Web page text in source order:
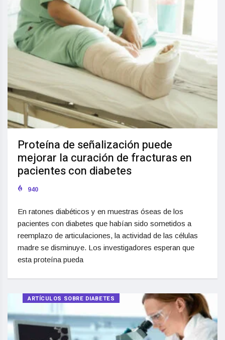
Proteína de señalización puede
mejorar la curación de fracturas en
pacientes con diabetes
940
En ratones diabéticos y en muestras óseas de los
pacientes con diabetes que habían sido sometidos a
reemplazo de articulaciones, la actividad de las células
madre se disminuye. Los investigadores esperan que
esta proteína pueda
ARTÍCULOS SOBRE DIABETES